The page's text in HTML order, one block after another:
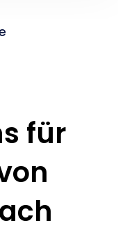
für